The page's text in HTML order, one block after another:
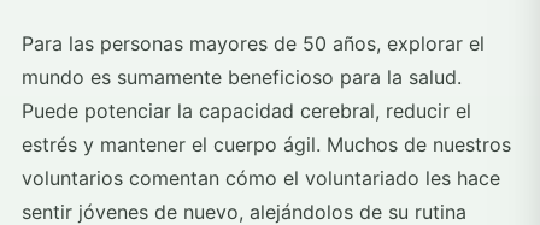
Para las personas mayores de 50 años, explorar el
mundo es sumamente beneficioso para la salud.
Puede potenciar la capacidad cerebral, reducir el
estrés y mantener el cuerpo ágil. Muchos de nuestros
voluntarios comentan cómo el voluntariado les hace
sentir jóvenes de nuevo, alejándolos de su rutina